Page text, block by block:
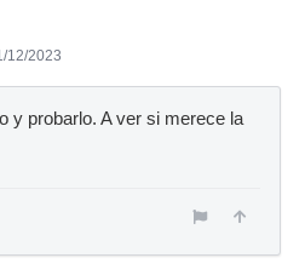
12/2023
y probarlo. A ver si merece la